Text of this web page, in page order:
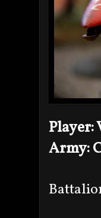
Army: